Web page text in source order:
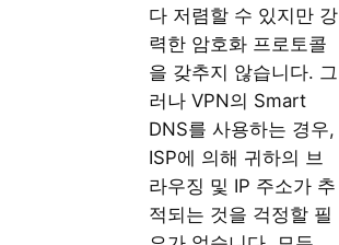
다 저렴할 수 있지만 강
력한 암호화 프로토콜
을 갖추지 않습니다. 그
러나 VPN의 Smart
DNS를 사용하는 경우,
ISP에 의해 귀하의 브
라우징 및 IP 주소가 추
적되는 것을 걱정할 필